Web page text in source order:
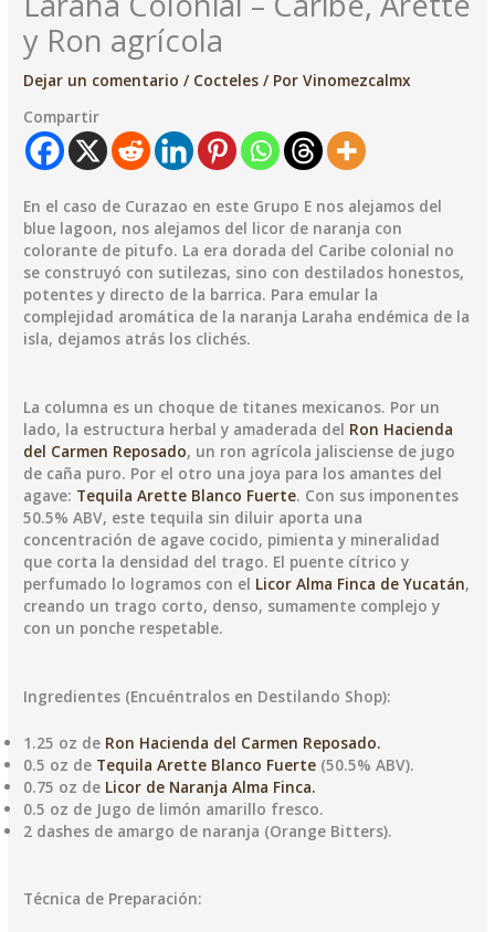
y Ron agrícola
Dejar un comentario / Cocteles / PorVinomezcalmx
Compartir
En el caso de Curazao en este Grupo E nos alejamos del
blue lagoon, nos alejamos del licor de naranja con
colorante de pitufo. La era dorada del Caribe colonial no
se construyó con sutilezas, sino con destilados honestos,
potentes y directo de la barrica. Para emular la
complejidad aromática de la naranja Laraha endémica de la
isla, dejamos atrás los clichés.
La columna es un choque de titanes mexicanos. Por un
lado, la estructura herbal y amaderada del Ron Hacienda
del Carmen Reposado, un ron agrícola jalisciense de jugo
de caña puro. Por el otro una joya para los amantes del
agave: Tequila Arette Blanco Fuerte. Con sus imponentes
50.5% ABV, este tequila sin diluir aporta una
concentración de agave cocido, pimienta y mineralidad
que corta la densidad del trago. El puente cítrico y
perfumado lo logramos con el Licor Alma Finca de Yucatán,
creando un trago corto, denso, sumamente complejo y
con un ponche respetable.
Ingredientes (Encuéntralos en Destilando Shop):
1.25 oz de Ron Hacienda del Carmen Reposado.
0.5 oz de Tequila Arette Blanco Fuerte (50.5% ABV).
0.75 oz de Licor de Naranja Alma Finca.
0.5 oz de Jugo de limón amarillo fresco.
2 dashes de amargo de naranja (Orange Bitters).
Técnica de Preparación: